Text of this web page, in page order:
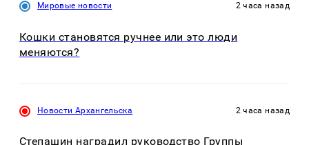
Мировые новости 2 часа назад
Кошки становятся ручнее или это люди
меняются?
Новости Архангельска 2 часа назад
Степашин наградил руководство Группы